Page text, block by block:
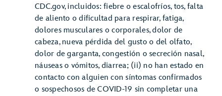
CDC.gov, incluidos: fiebre o escalofríos, tos, falta
de aliento o dificultad para respirar, fatiga,
dolores musculares o corporales, dolor de
cabeza, nueva pérdida del gusto o del olfato,
dolor de garganta, congestión o secreción nasal,
náuseas o vómitos, diarrea; (ii) no han estado en
contacto con alguien con síntomas confirmados
o sospechosos de COVID-19 sin completar una